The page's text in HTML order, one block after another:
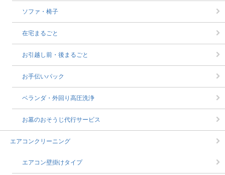
ソファ・椅子
在宅まるごと
お引越し前・後まるごと
お手伝いパック
ベランダ・外回り高圧洗浄
お墓のおそうじ代行サービス
エアコンクリーニング
エアコン壁掛けタイプ